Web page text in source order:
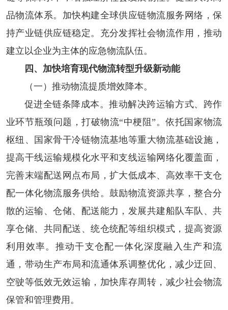
品物流体系。加快构建全球供应链物流服务网络，保
持产业链供应链稳定。充分发挥社会物流作用，推动
建立以企业为主体的应急物流队伍。
四、加快培育现代物流转型升级新动能
（一）推动物流提质增效降本。
促进全链条降成本。推动解决跨运输方式、跨作
业环节瓶颈问题，打破物流“中梗阻”。依托国家物流
枢纽、国家骨干冷链物流基地等重大物流基础设施，
提高干线运输规模化水平和支线运输网络化覆盖面，
完善末端配送网点布局，扩大低成本、高效率干支仓
配一体化物流服务供给。鼓励物流资源共享，整合分
散的运输、仓储、配送能力，发展共建船队车队、共
享仓储、共同配送、统仓统配等组织模式，提高资源
利用效率。推动干支仓配一体化深度融入生产和流
通，带动生产布局和流通体系调整优化，减少迂回、
空驶等低效无效运输，加快库存周转，减少社会物流
保管和管理费用。